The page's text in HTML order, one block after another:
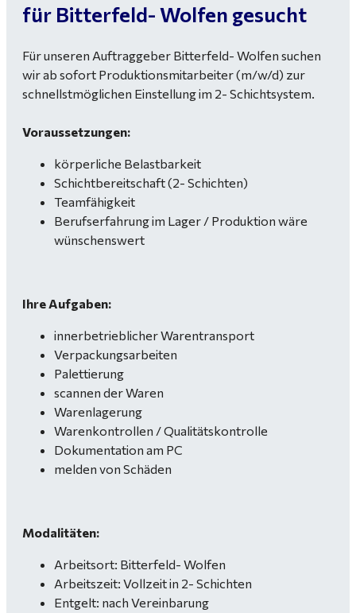
für Bitterfeld- Wolfen gesucht
Für unseren Auftraggeber Bitterfeld- Wolfen suchen
wir ab sofort Produktionsmitarbeiter (m/w/d) zur
schnellstmöglichen Einstellung im 2- Schichtsystem.
Voraussetzungen:
körperliche Belastbarkeit
Schichtbereitschaft (2- Schichten)
Teamfähigkeit
Berufserfahrung im Lager / Produktion wäre
wünschenswert
Ihre Aufgaben:
innerbetrieblicher Warentransport
Verpackungsarbeiten
Palettierung
scannen der Waren
Warenlagerung
Warenkontrollen / Qualitätskontrolle
Dokumentation am PC
melden von Schäden
Modalitäten:
Arbeitsort: Bitterfeld- Wolfen
Arbeitszeit: Vollzeit in 2- Schichten
Entgelt: nach Vereinbarung